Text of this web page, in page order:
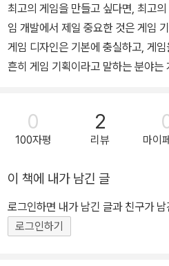
최고의 게임을 만들고 싶다면, 최고의
임 개발에서 제일 중요한 것은 게임
게임 디자인은 기본에 충실하고, 게
흔히 게임 기획이라고 말하는 분야는
만들 것인지 결정하고, 게임에 대해
그런 게임 디자인에 대한 내용을 담
이 있을 수도 있습니다. 하지만 이렇
다. 이런 분들께 추천합니다! * 게임 기획을 하고 싶은데, 어떻게 시작
해야 할지 모르는 분들에게 * 게임 개
과연 괜찮은 직업인지 궁금한 분들에
분들에게 ■ 부문별 요약 들어가기. 게임 기획자되기 게임을 만드는
0
100자평
2
리뷰 마이
이 책에 내가 남긴 글
로그인하면 내가 남긴 글과 친구가
로그인하기